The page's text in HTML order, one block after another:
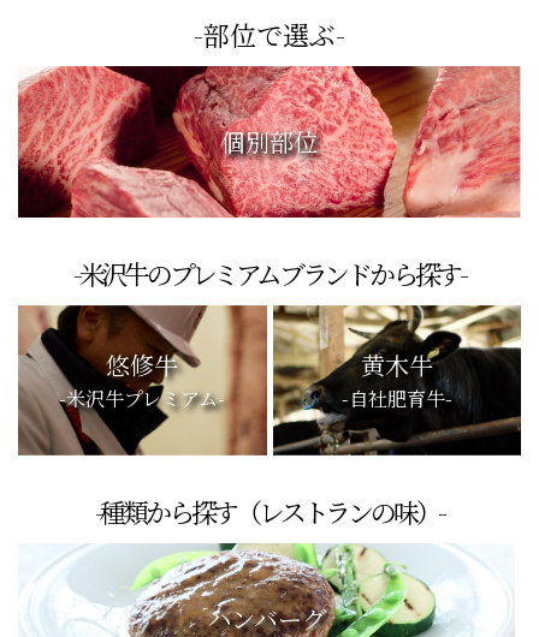
-部位で選ぶ-
個別部位
-米沢牛のプレミアムブランドから探す-
悠修牛
-米沢牛プレミアム-
黄木牛
-自社肥育牛-
-種類から探す（レストランの味）-
ハンバーグ